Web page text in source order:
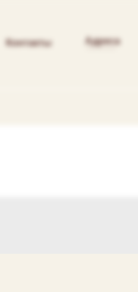
----------
Контакты Адреса